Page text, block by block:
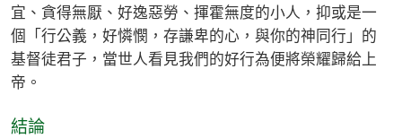
宜、貪得無厭、好逸惡勞、揮霍無度的小人，抑或是一
個「行公義，好憐憫，存謙卑的心，與你的神同行」的
基督徒君子，當世人看見我們的好行為便將榮耀歸給上
帝。
結論